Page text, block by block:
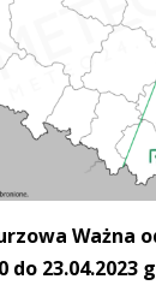
Ważna
do 23.04.2023